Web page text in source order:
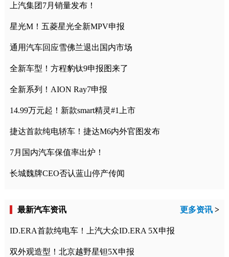
上汽集团7月销量发布！
星光M！五菱星光全新MPV申报
通用汽车回应雪佛兰退出国内市场
全新车型！方程豹钛9申报图来了
全新系列！AION Ray7申报
14.99万元起！新款smart精灵#1上市
捷达首款纯电轿车！捷达M6内外官图发布
7月国内汽车保值率出炉！
长城魏牌CEO否认蓝山停产传闻
最新汽车资讯 更多资讯 >
ID.ERA首款纯电车！上汽大众ID.ERA 5X申报
双外观造型！北京越野星钽5X申报